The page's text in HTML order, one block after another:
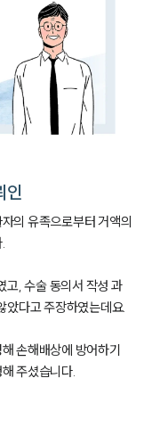
인
의 유족으로부터 거액의
고, 수술 동의서 작성 과
았다고 주장하였는데요.
손해배상에 방어하기
주셨습니다.